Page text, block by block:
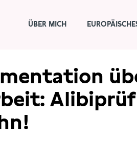
ÜBER MICH